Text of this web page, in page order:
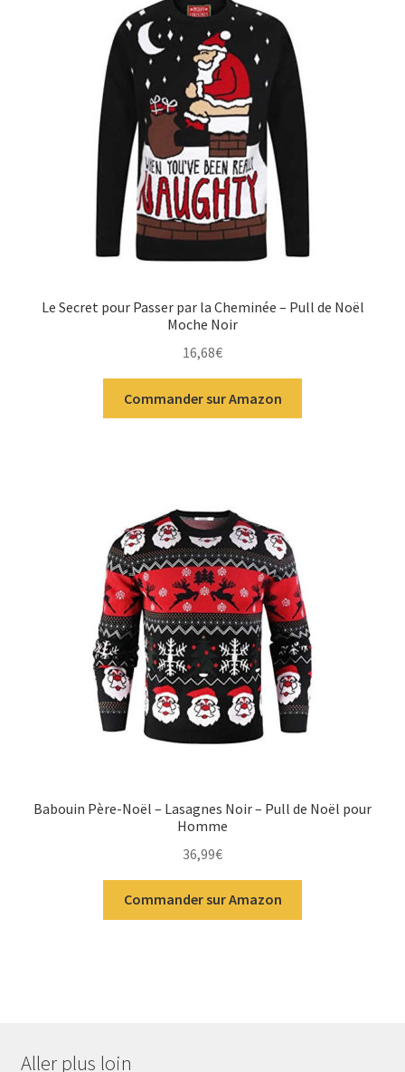
Le Secret pour Passer par la Cheminée – Pull de Noël
Moche Noir
16,68€
Commander sur Amazon
Babouin Père-Noël – Lasagnes Noir – Pull de Noël pour
Homme
36,99€
Commander sur Amazon
Aller plus loin